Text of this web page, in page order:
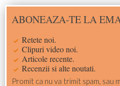
Skip
to
Skip
to
Skip
to
Skip
to
ABONEAZA-TE LA
Retete noi.
Clipuri video noi.
Articole recente.
Recenzii si alte noutati.
Promit ca nu va trimit spam, sau